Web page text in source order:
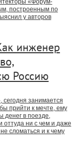
«Форум-
построенным по
у авторов
инженер
Россию
занимается
прийти к мечте, ему
денег в поезде,
оттуда ни с чем и даже
сломаться и к чему